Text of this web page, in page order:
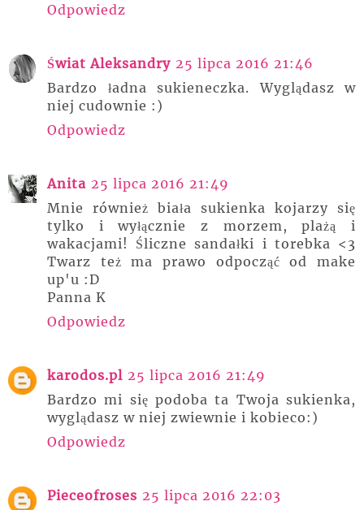
Odpowiedz
Świat Aleksandry 25 lipca 2016 21:46
Bardzo ładna sukieneczka. Wyglądasz w
niej cudownie :)
Odpowiedz
Anita 25 lipca 2016 21:49
Mnie również biała sukienka kojarzy się
tylko i wyłącznie z morzem, plażą i
wakacjami! Śliczne sandałki i torebka <3
Twarz też ma prawo odpocząć od make
up'u :D
Panna K
Odpowiedz
karodos.pl 25 lipca 2016 21:49
Bardzo mi się podoba ta Twoja sukienka,
wyglądasz w niej zwiewnie i kobieco:)
Odpowiedz
Pieceofroses 25 lipca 2016 22:03